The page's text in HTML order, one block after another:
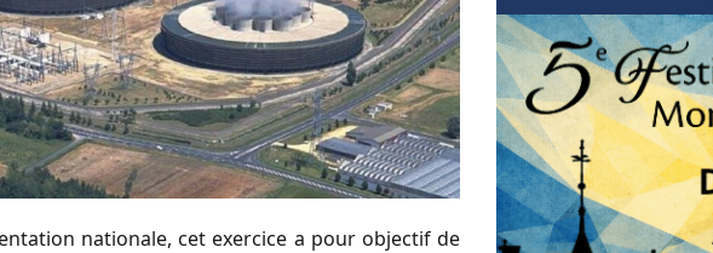
nationale, cet exercice a pour objectif de